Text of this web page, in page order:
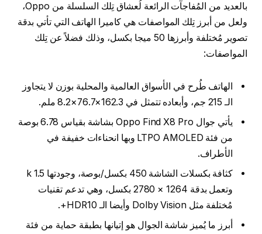
بالعديد من المُفاجآت الرائعة لُعشاق تِلك السلسلة من Oppo،
ولعل من أبرز تِلك المواصفات هي كاميرا الهاتف التي تأتي بدقة
تصوير مُختلفة وأبرزها 50 ميجا بكسل، وذلك فضلاً عن تِلك
المواصفات:
الهاتف طُرح في الأسواق العالمية والمحلية بوزن لا يتجاوز
الـ 215 جم، وأبعاده تتمثل في 162.3×76.7×8.2 ملم.
يأتي جوال Oppo Find X8 Pro بشاشة بقياس 6.78 بوصة
من فئة LTPO AMOLED وبها انحناءات خفيفة في
الأطراف.
كثافة بكسلات الشاشة 450 بكسل/بوصة، وجودتها 1.5 k
وتعمل بدقة 1264 × 2780 بكسل، وهي تدعم تقنيات
مُختلفة مثل Dolby Vision وأيضا الـ HDR10+.
أبرز ما يُميز شاشة الجوال هو إتيانها بطبقة حماية من فئة